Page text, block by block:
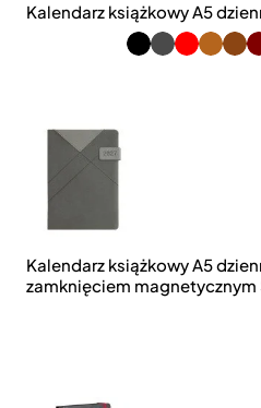
Kalendarz książkowy A5
Kalendarz książkowy A5
zamknięciem magnetycznym